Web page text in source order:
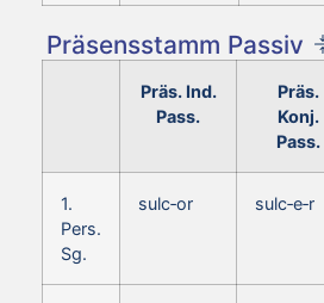
Präsensstamm Passiv
Präs. Ind.
Pass.
Präs.
Konj.
Pass.
1.
Pers.
Sg.
sulc‑or sulc‑e‑r